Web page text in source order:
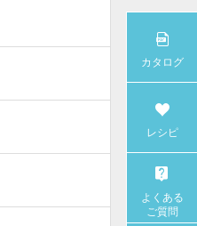
カタログ
レシピ
よくある
ご質問